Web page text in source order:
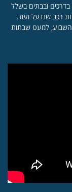
ובבתים בשלל
רכב שננעל ועוד.
בכל ימות השבוע, למעט שבתות